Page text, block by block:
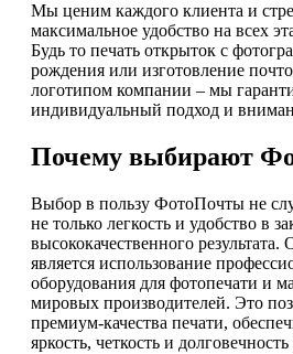
Мы ценим каждого клиента и
максимальное удобство на всех
Будь то печать открыток с
рождения или изготовление
логотипом компании – мы
индивидуальный подход и
Почему выбирают
Выбор в пользу ФотоПочты не
не только легкость и удобство в
высококачественного
является использование
оборудования для фотопечати и
мировых производителей. Это
премиум-качества печати,
яркость, четкость и